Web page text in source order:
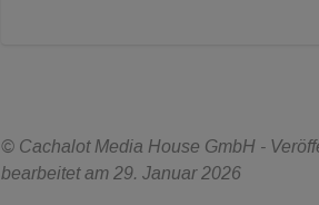
© Cachalot Media House GmbH -
bearbeitet am 29. Januar 2026